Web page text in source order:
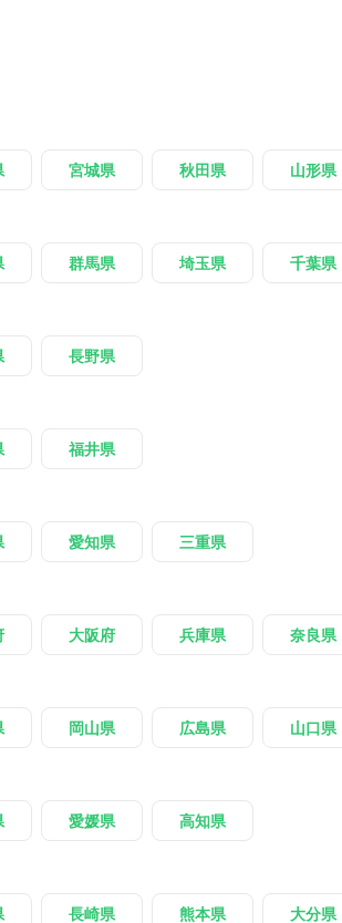
宮城県 秋田県 山形県
群馬県 埼玉県 千葉県
長野県
福井県
愛知県 三重県
大阪府 兵庫県 奈良県
岡山県 広島県 山口県
愛媛県 高知県
長崎県 熊本県 大分県